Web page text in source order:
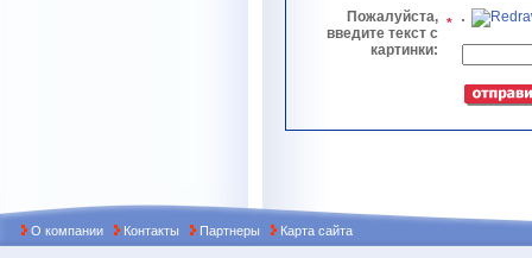
Пожалуйста,
введите текст с
картинки:
*
О компании Контакты Партнеры Карта сайта